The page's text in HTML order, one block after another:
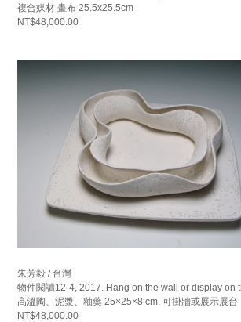
複合媒材 畫布 25.5x25.5cm
NT$48,000.00
朱芳毅 / 台灣
物件閱讀12-4, 2017. Hang on the wall or display on
高溫陶、泥漿、釉藥 25×25×8 cm. 可掛牆或展示展台
NT$48,000.00